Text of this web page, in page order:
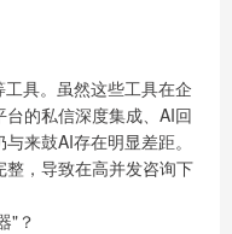
具。虽然这些工具在企
的私信深度集成、AI回
来鼓AI存在明显差距。
，导致在高并发咨询下
"？